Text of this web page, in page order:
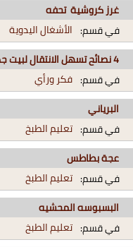
غرز كروشية تحفه
في قسم: الأشغال اليدوية
4 نصائح تسهل الانتقال لبيت جديد وتوفر العناء
في قسم: فكر ورأي
البرياني
في قسم: تعليم الطبخ
عجة بطاطس
في قسم: تعليم الطبخ
البسبوسه المحشيه
في قسم: تعليم الطبخ